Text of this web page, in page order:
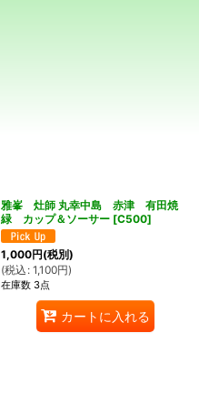
雅峯 灶師 丸幸中島 赤津 有田焼
緑 カップ＆ソーサー [C500]
1,000円(税別)
(税込 : 1,100円)
在庫数 3点
カートに入れる